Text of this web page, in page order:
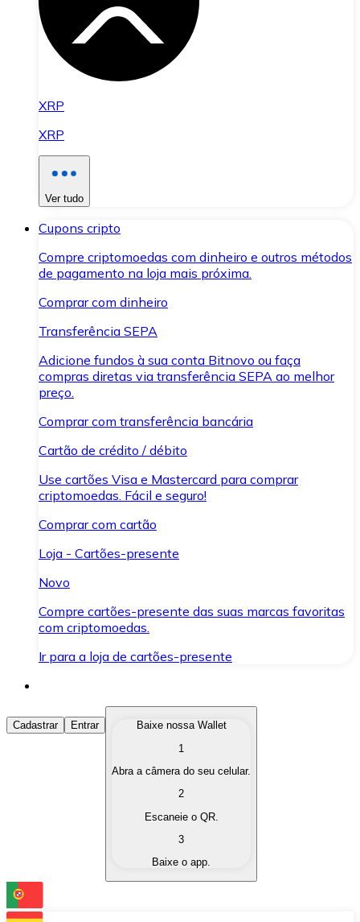
XRP
XRP
Ver tudo
Cupons cripto
Compre criptomoedas com dinheiro e outros métodos
de pagamento na loja mais próxima.
Comprar com dinheiro
Transferência SEPA
Adicione fundos à sua conta Bitnovo ou faça
compras diretas via transferência SEPA ao melhor
preço.
Comprar com transferência bancária
Cartão de crédito / débito
Use cartões Visa e Mastercard para comprar
criptomoedas. Fácil e seguro!
Comprar com cartão
Loja - Cartões-presente
Novo
Compre cartões-presente das suas marcas favoritas
com criptomoedas.
Ir para a loja de cartões-presente
Comprar Criptomoedas
Compre as criptomoedas de seu interesse de forma
Converta suas criptomoedas em moeda fiduciária
Troque uma criptomoeda por outra
Cadastrar Entrar
Baixe nossa Wallet
1
Abra a câmera do seu celular.
2
Escaneie o QR.
3
Baixe o app.